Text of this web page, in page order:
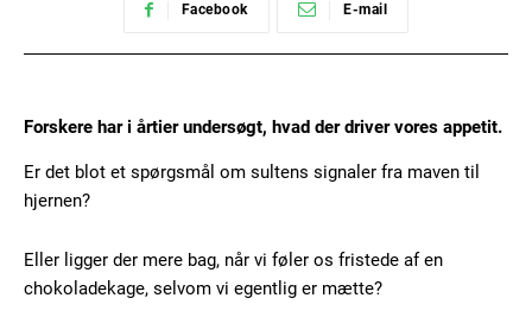
Facebook E-mail
Forskere har i årtier undersøgt, hvad der driver vores appetit.
Er det blot et spørgsmål om sultens signaler fra maven til
hjernen?
Eller ligger der mere bag, når vi føler os fristede af en
chokoladekage, selvom vi egentlig er mætte?